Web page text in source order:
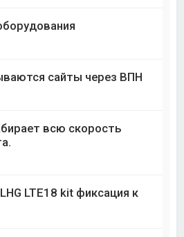
сайты через ВПН
всю скорость
LTE18 kit фиксация к